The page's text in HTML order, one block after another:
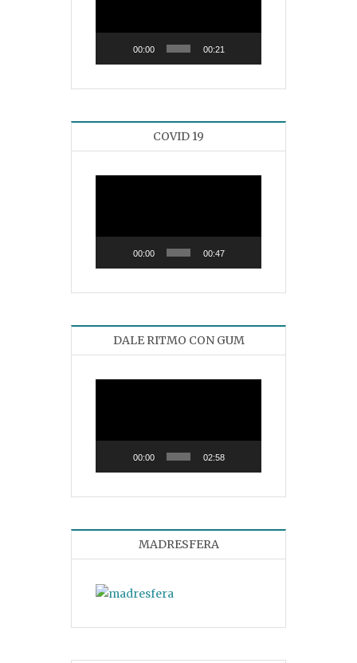
00:00 00:21
COVID 19
00:00 00:47
DALE RITMO CON GUM
00:00 02:58
MADRESFERA